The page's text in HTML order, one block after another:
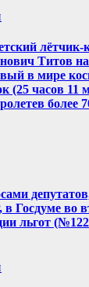
лётчик-
Титов
в мире
(25 часов 11
более
Госдуме во
льгот